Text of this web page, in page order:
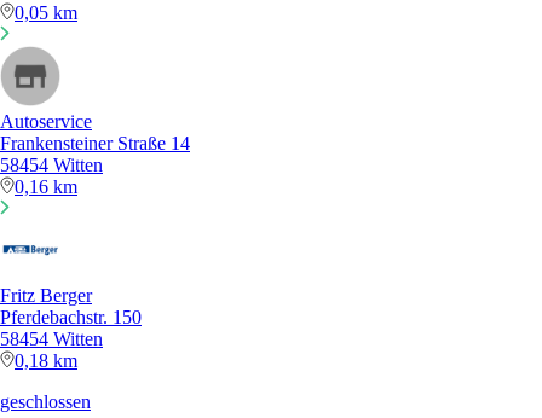
0,05 km
Autoservice
Frankensteiner Straße 14
58454 Witten
0,16 km
Fritz Berger
Pferdebachstr. 150
58454 Witten
0,18 km
geschlossen